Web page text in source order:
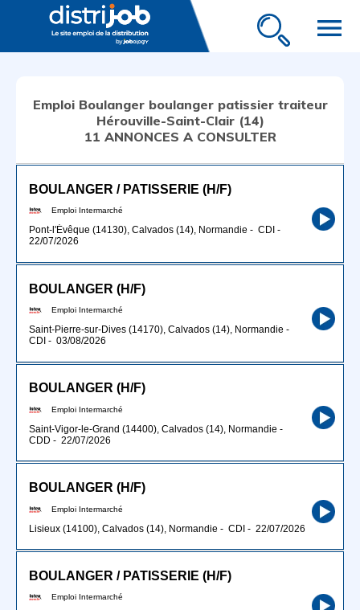
menu
Emploi Boulanger boulanger patissier traiteur
Hérouville-Saint-Clair (14)
11 ANNONCES A CONSULTER
BOULANGER / PATISSERIE (H/F)
Emploi Intermarché
Pont-l'Évêque (14130), Calvados (14), Normandie - CDI -
22/07/2026
BOULANGER (H/F)
Emploi Intermarché
Saint-Pierre-sur-Dives (14170), Calvados (14), Normandie -
CDI - 03/08/2026
BOULANGER (H/F)
Emploi Intermarché
Saint-Vigor-le-Grand (14400), Calvados (14), Normandie -
CDD - 22/07/2026
BOULANGER (H/F)
Emploi Intermarché
Lisieux (14100), Calvados (14), Normandie - CDI - 22/07/2026
BOULANGER / PATISSERIE (H/F)
Emploi Intermarché